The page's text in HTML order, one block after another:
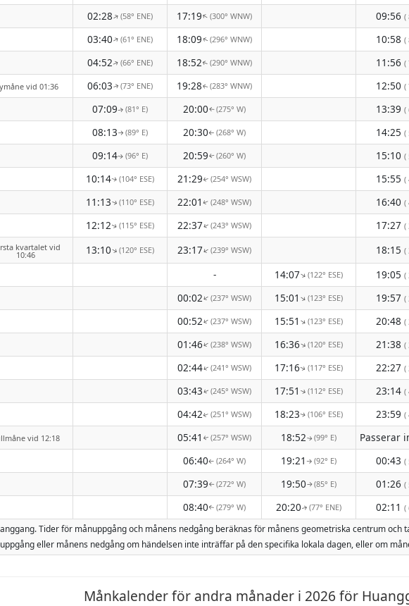
02:28↑(58° ENE) 17:19↑(300° WNW) 09:56 (
03:40↑(61° ENE) 18:09↑(296° WNW) 10:58 (
04:52↑(66° ENE) 18:52↑(290° WNW) 11:56 (
vid 01:36 06:03↑(73° ENE) 19:28↑(283° WNW) 12:50 (
07:09↑(81° E) 20:00↑(275° W) 13:39 (
08:13↑(89° E) 20:30↑(268° W) 14:25 (
09:14↑(96° E) 20:59↑(260° W) 15:10 (
10:14↑(104° ESE) 21:29↑(254° WSW) 15:55 (
11:13↑(110° ESE) 22:01 ↑(248° WSW) 16:40 (
12:12↑(115° ESE) 22:37↑(243° WSW) 17:27 (
kvartalet vid
10:46 13:10↑(120° ESE) 23:17↑(239° WSW) 18:15 (
- 14:07↑(122° ESE) 19:05 (
00:02↑(237° WSW) 15:01↑(123° ESE) 19:57 (
00:52↑(237° WSW) 15:51↑(123° ESE) 20:48 (
01:46↑(238° WSW) 16:36↑(120° ESE) 21:38 (
02:44↑(241° WSW) 17:16↑(117° ESE) 22:27 (
03:43↑(245° WSW) 17:51 ↑(112° ESE) 23:14 (
04:42↑(251° WSW) 18:23↑(106° ESE) 23:59 (
vid 12:18 05:41 ↑(257° WSW) 18:52↑(99° E)
06:40↑(264° W) 19:21 ↑(92° E) 00:43 (
07:39↑(272° W) 19:50↑(85° E) 01:26 (
08:40↑(279° W) 20:20↑(77° ENE) 02:11 (
Tider för månuppgång och månens nedgång beräknas för månens geometriska centrum
eller månens nedgång om händelsen inte inträffar på den specifika lokala dagen, eller om
Månkalender för andra månader i 2026 för